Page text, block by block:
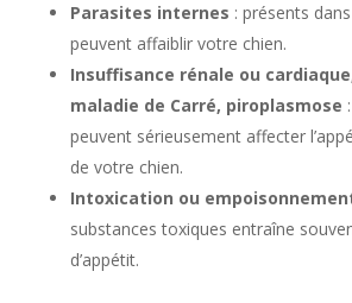
Parasites internes : présents
peuvent affaiblir votre chien.
Insuffisance rénale ou
maladie de Carré, piroplasmose
peuvent sérieusement affecter
de votre chien.
Intoxication ou
substances toxiques entraîne
d’appétit.